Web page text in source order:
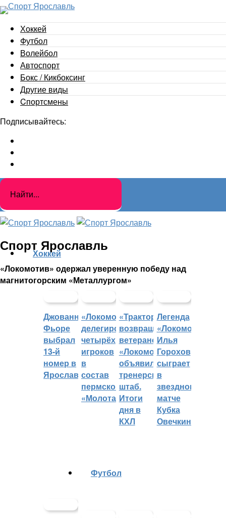
Хоккей
Футбол
Волейбол
Автоспорт
Бокс / Кикбоксинг
Другие виды
Cпортсмены
Подписывайтесь:
Спорт Ярославль
«Локомотив» одержал уверенную победу над
магнитогорским «Металлургом»
Хоккей
Джованни
Фьоре
выбрал
13-й
номер в
Ярославле
«Локомотив»
делегировал
четырёх
игроков
в
состав
пермского
«Молота»
«Трактор»
возвращает
ветеранов,
«Локомотив»
объявил
тренерский
штаб.
Итоги
дня в
КХЛ
Легенда
«Локомотива»
Илья
Горохов
сыграет
в
звездном
матче
Кубка
Овечкина
Футбол